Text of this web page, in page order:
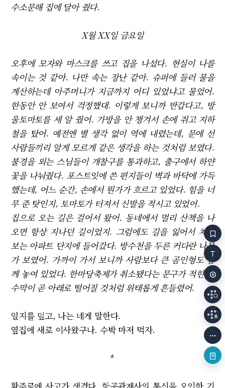
수소문해 집에 달아 줬다.
X월 XX일 금요일
오후에 모자와 마스크를 쓰고 집을 나섰다. 현실이 나를
속이는 것 같아. 나만 속는 장난 같아. 슈퍼에 들러 물을
계산하는데 아주머니가 지금까지 어디 있었냐고 물었어.
한동안 안 보여서 걱정했대. 이렇게 보니까 반갑다고, 방
울토마토를 세 알 줬어. 가방을 안 챙겨서 손에 쥐고 지하
철을 탔어. 예전엔 별 생각 없이 역에 내렸는데, 문에 선
사람들끼리 알게 모르게 같은 생각을 하는 것처럼 보였다.
불경을 외는 스님들이 개찰구를 통과하고, 출구에서 하얀
꽃을 나눠줬다. 포스트잇에 쓴 편지들이 벽과 바닥에 가득
했는데, 어느 순간, 손에서 뭔가가 흐르고 있었다. 힘을 너
무 준 탓인지, 토마토가 터져서 신발을 적시고 있었어.
집으로 오는 길은 걸어서 왔어. 동네에서 멀리 산책을 나
오면 항상 지나던 길이었지. 그럼에도 길을 잃어서 처음
보는 아파트 단지에 들어갔다. 방수천을 두른 커다란 나무
가 보였어. 가까이 가서 보니까 사람보다 큰 곰인형도 함
께 놓여 있었다. 한마당축제가 취소됐다는 문구가 적힌 현
수막이 곧 아래로 떨어질 것처럼 위태롭게 흔들렸어.
일지를 덮고, 나는 네게 말한다.
옆집에 새로 이사왔구나. 수박 마저 먹자.
*